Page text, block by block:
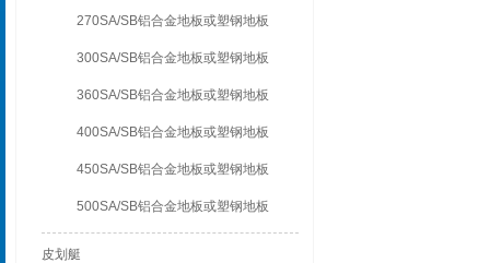
270SA/SB铝合金地板或塑钢地板
300SA/SB铝合金地板或塑钢地板
360SA/SB铝合金地板或塑钢地板
400SA/SB铝合金地板或塑钢地板
450SA/SB铝合金地板或塑钢地板
500SA/SB铝合金地板或塑钢地板
皮划艇